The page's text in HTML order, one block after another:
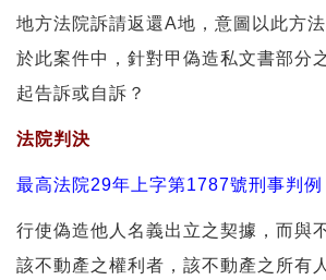
地方法院訴請返還A地，意圖以此方
於此案件中，針對甲偽造私文書部分
起告訴或自訴？
法院判決
最高法院29年上字第1787號刑事判例
行使偽造他人名義出立之契據，而與
該不動產之權利者，該不動產之所有